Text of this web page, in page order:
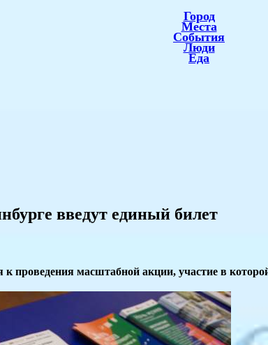
Город
Места
События
Люди
Еда
введут единый билет
проведения масштабной акции, участие в